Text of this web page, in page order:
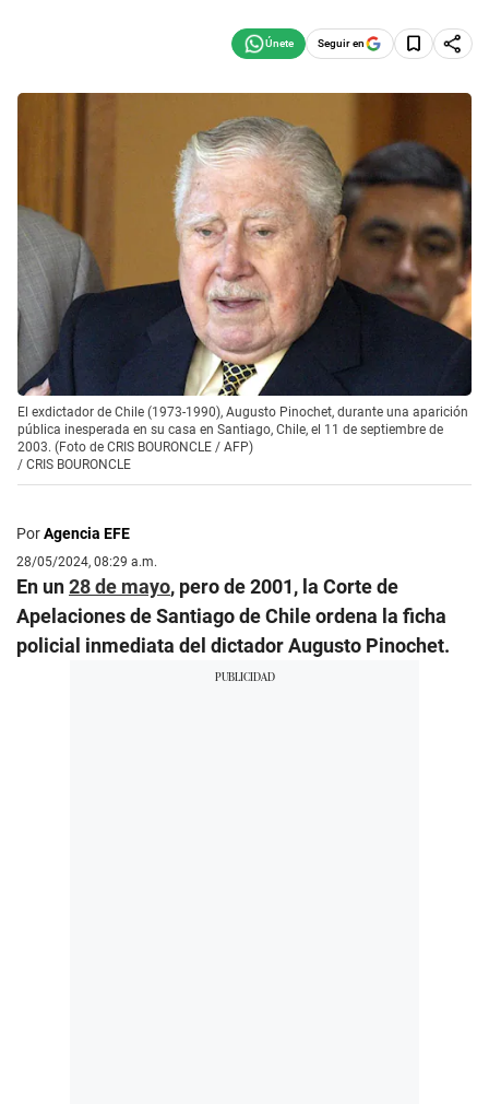
Seguir en
El exdictador de Chile (1973-1990), Augusto Pinochet, durante una aparición
pública inesperada en su casa en Santiago, Chile, el 11 de septiembre de
2003. (Foto de CRIS BOURONCLE / AFP)
/ CRIS BOURONCLE
PorAgencia EFE
28/05/2024, 08:29 a.m.
En un28 de mayo, pero de 2001, la Corte de
Apelaciones de Santiago de Chile ordena la ficha
policial inmediata del dictador Augusto Pinochet.